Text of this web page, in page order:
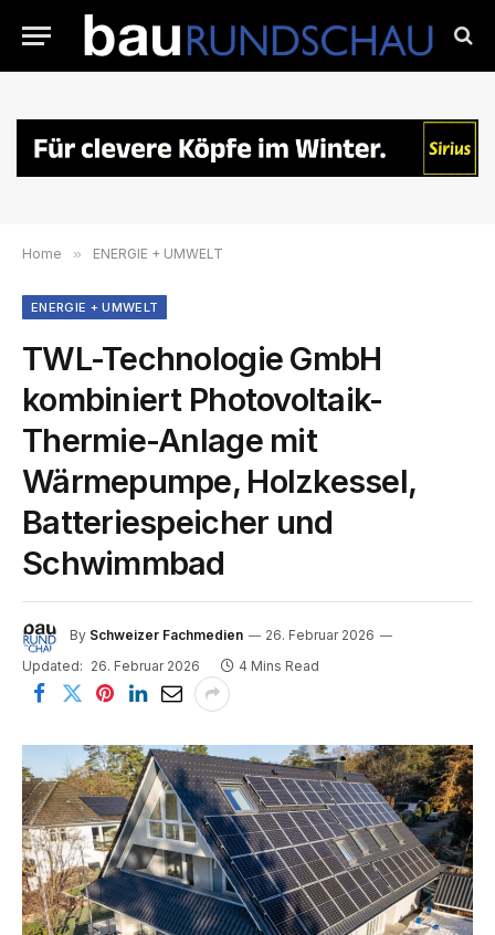
Home » ENERGIE + UMWELT
ENERGIE + UMWELT
TWL-Technologie GmbH
kombiniert Photovoltaik-
Thermie-Anlage mit
Wärmepumpe, Holzkessel,
Batteriespeicher und
Schwimmbad
By Schweizer Fachmedien
26. Februar 2026
Updated: 26. Februar 2026 4 Mins Read